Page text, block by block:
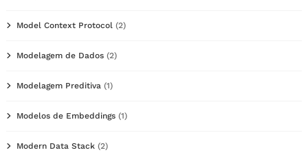
Model Context Protocol (2)
Modelagem de Dados (2)
Modelagem Preditiva (1)
Modelos de Embeddings (1)
Modern Data Stack (2)